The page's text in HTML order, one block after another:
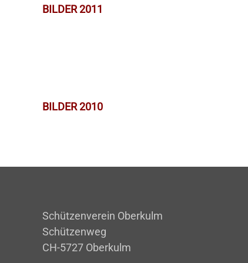
BILDER 2011
BILDER 2010
Schützenverein Oberkulm
Schützenweg
CH-5727 Oberkulm